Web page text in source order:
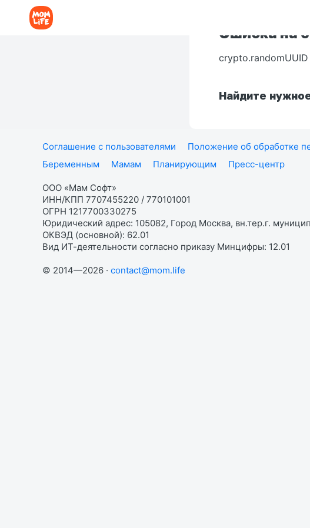
Ошибка на
Найдите
Соглашение с пользователями Положение об обработке
Беременным
Мамам Планирующим Пресс-центр
ООО «Мам Софт»
ИНН/КПП 7707455220 / 770101001
ОГРН 1217700330275
Юридический адрес: 105082, Город Москва, вн.тер.г.
ОКВЭД (основной): 62.01
Вид ИТ-деятельности согласно приказу Минцифры: 12.01
© 2014—2026 · contact@mom.life